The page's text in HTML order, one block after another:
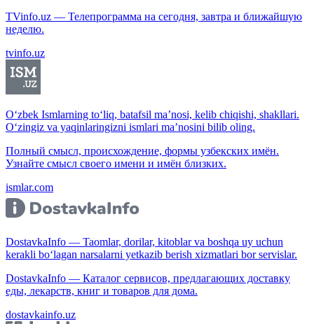
TVinfo.uz — Телепрограмма на сегодня, завтра и ближайшую
неделю.
tvinfo.uz
O‘zbek Ismlarning to‘liq, batafsil ma’nosi, kelib chiqishi, shakllari.
O‘zingiz va yaqinlaringizni ismlari ma’nosini bilib oling.
Полный смысл, происхождение, формы узбекских имён.
Узнайте смысл своего имени и имён близких.
ismlar.com
DostavkaInfo — Taomlar, dorilar, kitoblar va boshqa uy uchun
kerakli bo‘lagan narsalarni yetkazib berish xizmatlari bor servislar.
DostavkaInfo — Каталог сервисов, предлагающих доставку
еды, лекарств, книг и товаров для дома.
dostavkainfo.uz